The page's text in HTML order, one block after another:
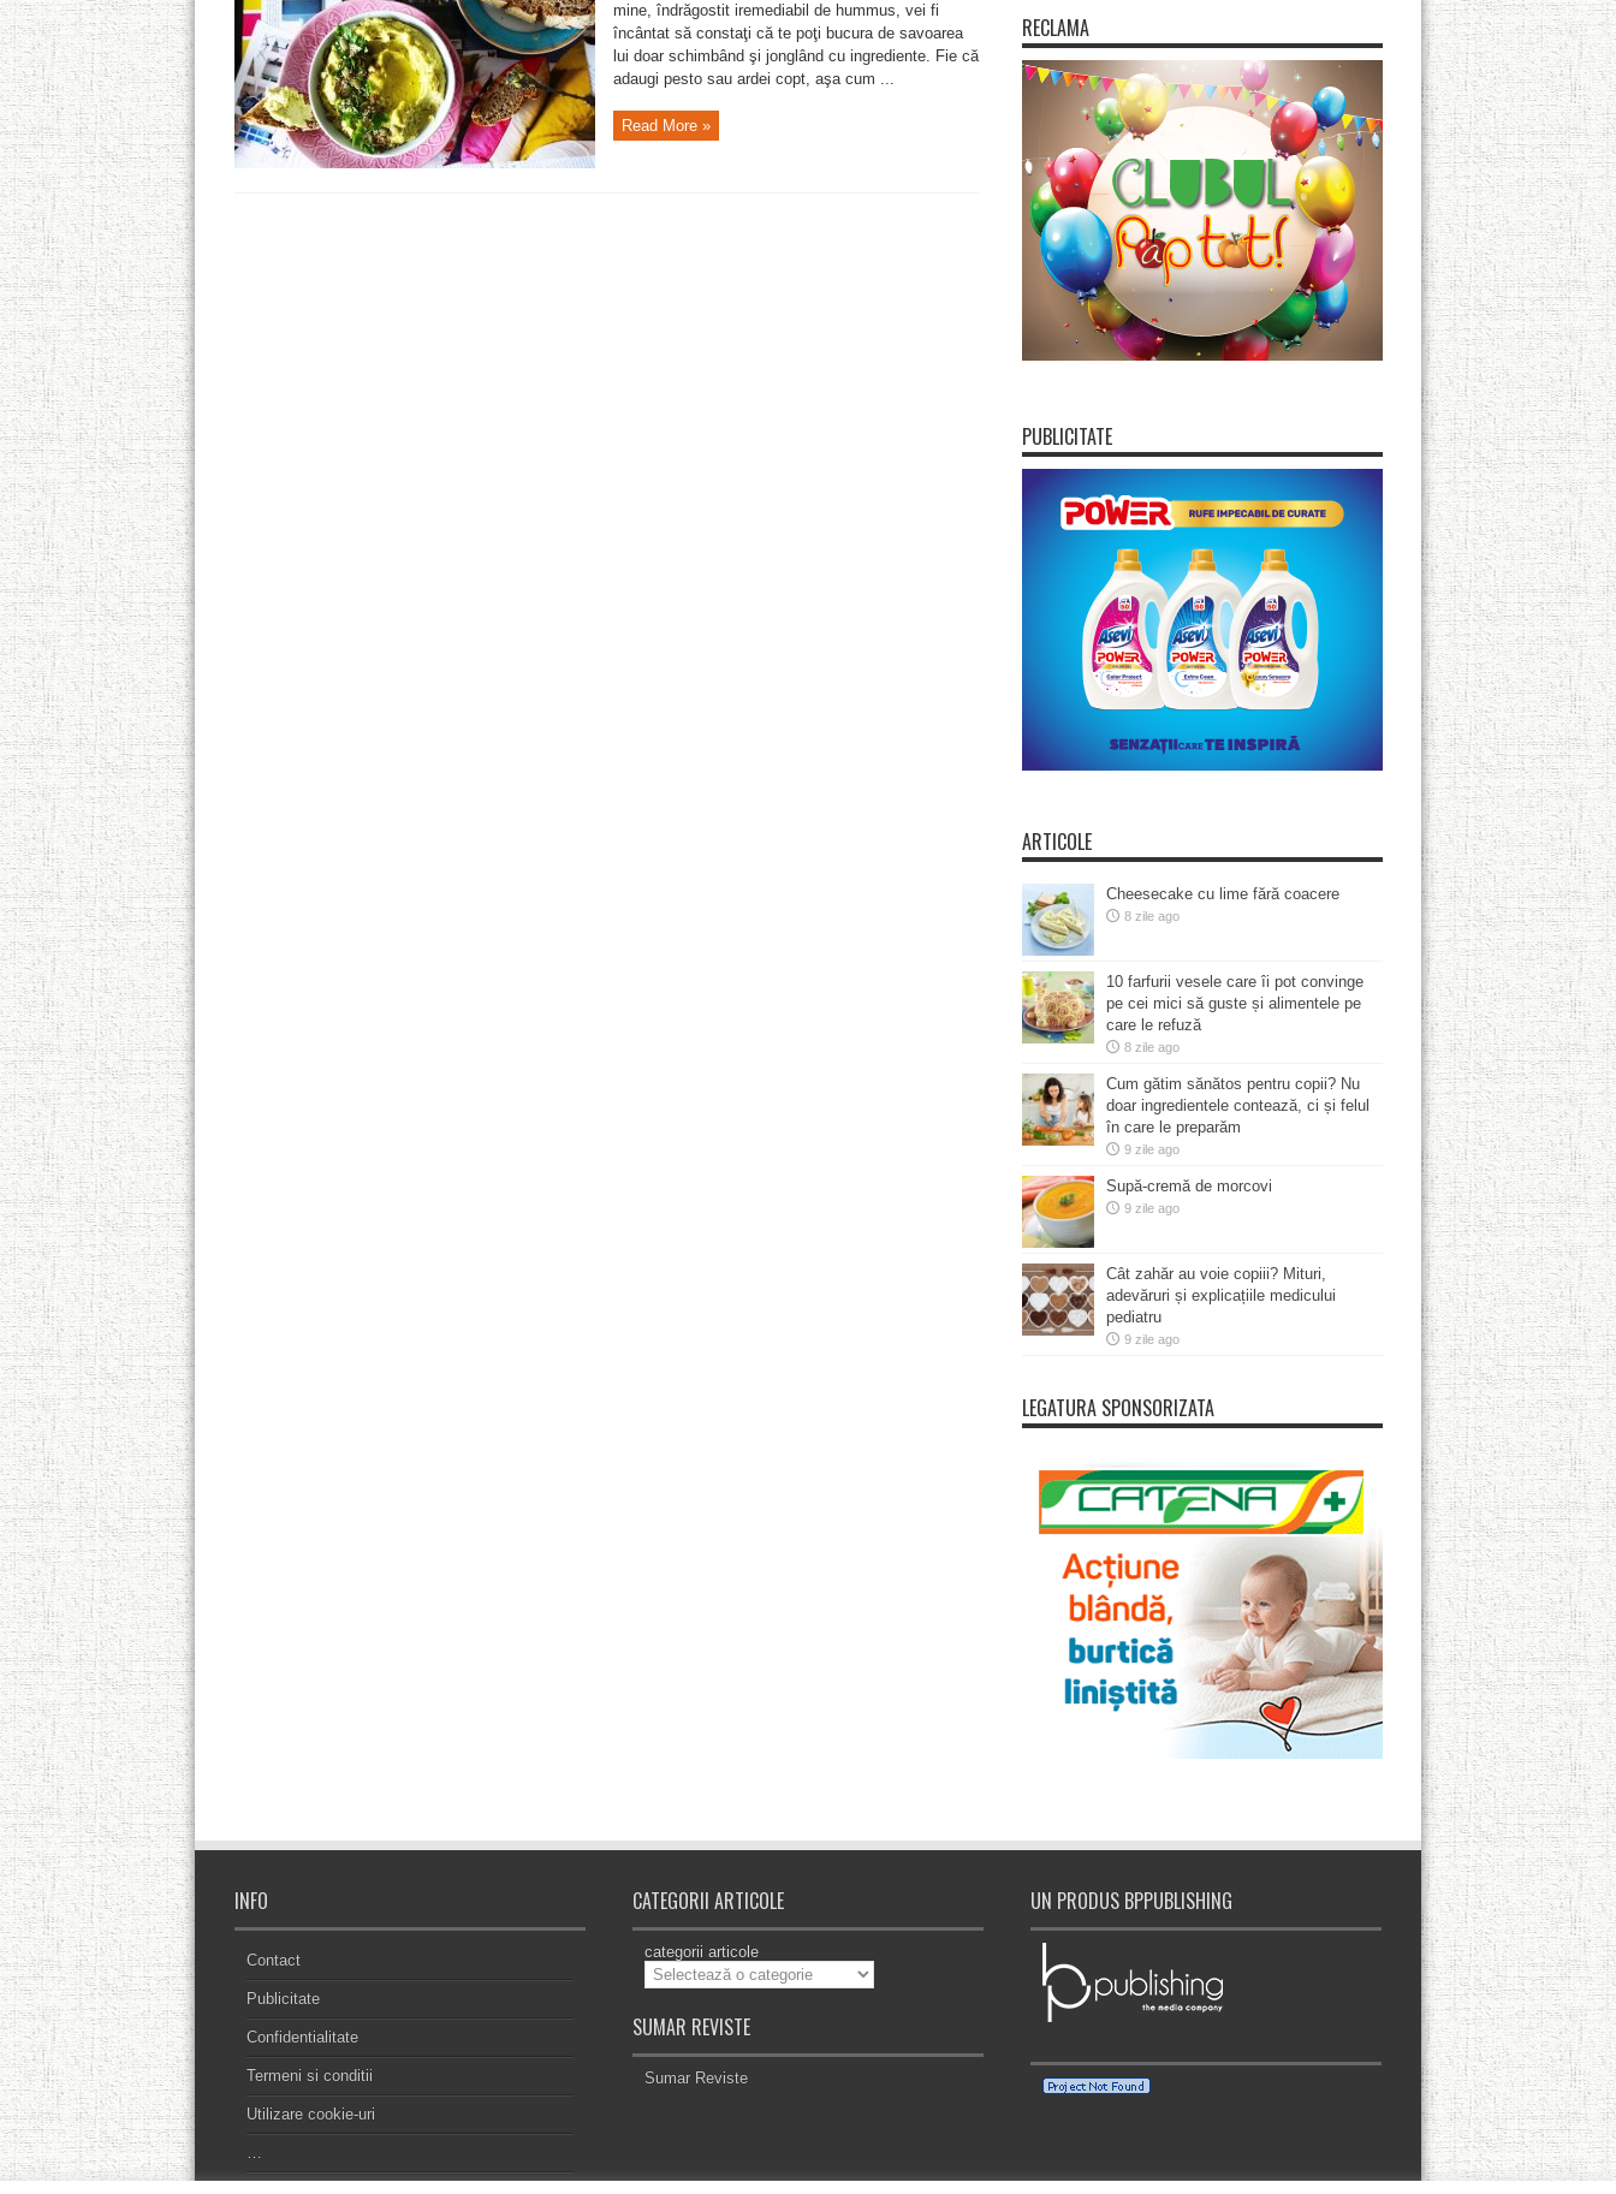
mine, îndrăgostit iremediabil de hummus, vei fi
încântat să constaţi că te poţi bucura de savoarea
lui doar schimbând şi jonglând cu ingrediente. Fie că
adaugi pesto sau ardei copt, aşa cum ...
Read More »
RECLAMA
PUBLICITATE
ARTICOLE
Cheesecake cu lime fără coacere
8 zile ago
10 farfurii vesele care îi pot convinge
pe cei mici să guste și alimentele pe
care le refuză
8 zile ago
Cum gătim sănătos pentru copii? Nu
doar ingredientele contează, ci și felul
în care le preparăm
9 zile ago
Supă-cremă de morcovi
9 zile ago
Cât zahăr au voie copiii? Mituri,
adevăruri și explicațiile medicului
pediatru
9 zile ago
LEGATURA SPONSORIZATA
INFO
Contact
Publicitate
Confidentialitate
Termeni si conditii
Utilizare cookie-uri
…
CATEGORII ARTICOLE
categorii articole
SUMAR REVISTE
Sumar Reviste
UN PRODUS BPPUBLISHING